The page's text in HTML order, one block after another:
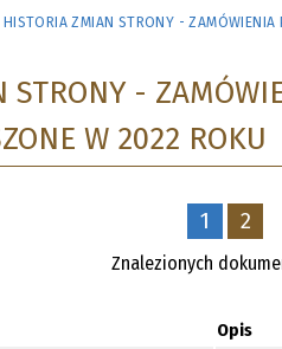
HISTORIA ZMIAN STRONY -
STRONY -
W 2022 ROKU
1 2
Znalezionych
Opis